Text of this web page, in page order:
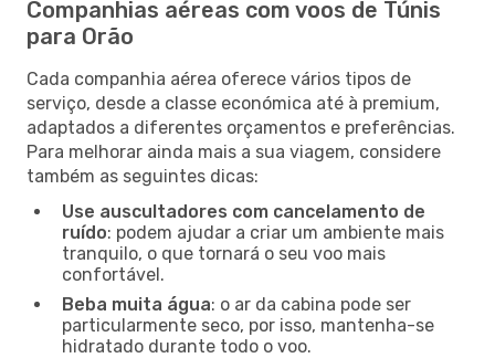
Companhias aéreas com voos de Túnis
para Orão
Cada companhia aérea oferece vários tipos de
serviço, desde a classe económica até à premium,
adaptados a diferentes orçamentos e preferências.
Para melhorar ainda mais a sua viagem, considere
também as seguintes dicas:
Use auscultadores com cancelamento de
ruído: podem ajudar a criar um ambiente mais
tranquilo, o que tornará o seu voo mais
confortável.
Beba muita água: o ar da cabina pode ser
particularmente seco, por isso, mantenha-se
hidratado durante todo o voo.